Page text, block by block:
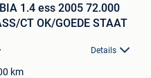
1.4 ess 2005 72.000
CT OK/GOEDE STAAT
Details
km